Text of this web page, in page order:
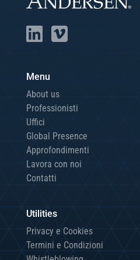
Menu
About us
Professionisti
Uffici
Global Presence
Approfondimenti
Lavora con noi
Contatti
Utilities
Privacy e Cookies
Termini e Condizioni